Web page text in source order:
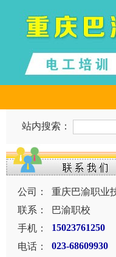
站内搜索：
公司：
重庆巴渝职业
联系：
巴渝职校
手机：
15023761250
电话： 023-68609930